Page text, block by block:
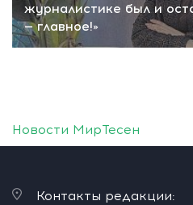
журналистике был и
— главное!»
Новости МирТесен
Контакты редакции: